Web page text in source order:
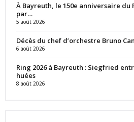
À Bayreuth, le 150e anniversaire
par…
5 août 2026
Décès du chef d’orchestre Bruno
6 août 2026
Ring 2026 à Bayreuth : Siegfried
huées
8 août 2026